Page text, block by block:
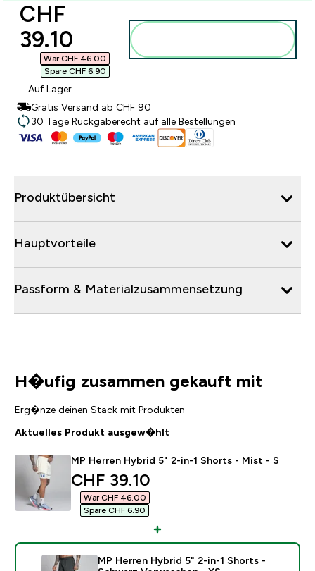
discounted price
CHF
39.10‎
War CHF 46.00‎
Spare CHF 6.90‎
Auf Lager
Gratis Versand ab CHF 90
30 Tage Rückgaberecht auf alle Bestellungen
Produktübersicht
Hauptvorteile
Passform & Materialzusammensetzung
H�ufig zusammen gekauft mit
Erg�nze deinen Stack mit Produkten
Aktuelles Produkt ausgew�hlt
MP Herren Hybrid 5" 2-in-1 Shorts - Mist - S
discounted price
CHF 39.10‎
War CHF 46.00‎
Spare CHF 6.90‎
MP Herren Hybrid 5" 2-in-1 Shorts -